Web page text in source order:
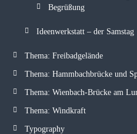
Begrüßung
Ideenwerkstatt – der Samstag
Thema: Freibadgelände
Thema: Hammbachbrücke und
Thema: Wienbach-Brücke am
Thema: Windkraft
Typography